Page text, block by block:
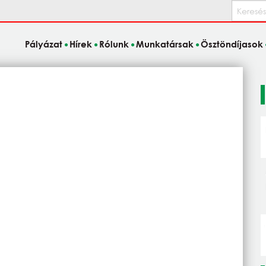
Keresés
Pályázat Hírek Rólunk Munkatársak Ösztöndíjasok